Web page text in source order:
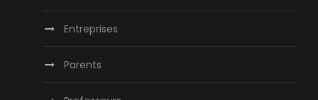
Entreprises
Parents